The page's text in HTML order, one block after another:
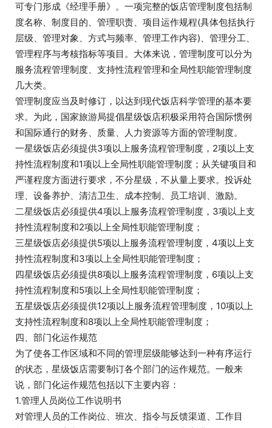
可专门形成《经理手册》。一项完整的饭店管理制度包括制
度名称、制度目的、管理职责、项目运作规程(具体包括执行
层级、管理对象、方式与频率、管理工作内容)、管理分工、
管理程序与考核指标等项目。大体来说，管理制度可以分为
服务流程管理制度、支持性流程管理和全局性职能管理制度
几大类。
管理制度应当及时修订，以达到现代饭店科学管理的基本要
求。为此，国家旅游局提倡星级饭店积极采用符合国际惯例
和国际通行的财务、质量、人力资源等方面的管理制度。
一星级饭店必须提供3项以上服务流程管理制度，2项以上支
持性流程制度和1项以上全局性职能管理制度；从关键项目和
严谨程度方面进行要求，不分星级，不从量上要求。投诉处
理、设备养护、清洁卫生、成本控制、员工培训、激励。
二星级饭店必须提供4项以上服务流程管理制度，3项以上支
持性流程制度和2项以上全局性职能管理制度；
三星级饭店必须提供5项以上服务流程管理制度，4项以上支
持性流程制度和3项以上全局性职能管理制度；
四星级饭店必须提供8项以上服务流程管理制度，6项以上支
持性流程制度和5项以上全局性职能管理制度；
五星级饭店必须提供12项以上服务流程管理制度，10项以上
支持性流程制度和8项以上全局性职能管理制度；
四、部门化运作规范
为了使各工作区域和不同的管理层级能够达到一种有序运行
的状态，星级饭店需要制订各个部门的运作规范。一般来
说，部门化运作规范包括以下主要内容：
1.管理人员岗位工作说明书
对管理人员的工作岗位、班次、指令与反馈渠道、工作目